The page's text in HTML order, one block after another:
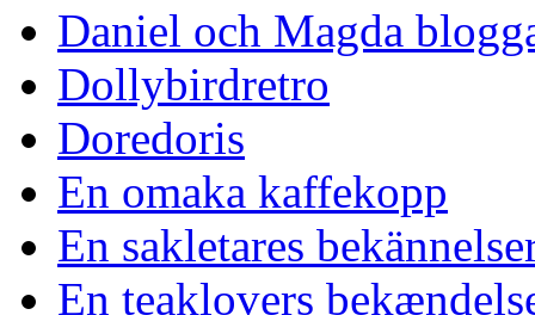
Daniel och Magda
Dollybirdretro
Doredoris
En omaka kaffekopp
En sakletares
En teaklovers